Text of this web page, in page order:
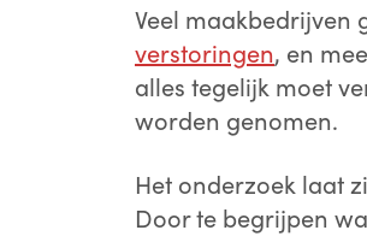
Veel maakbedrijven
verstoringen, en
alles tegelijk moet
worden genomen.
Het onderzoek laat
Door te begrijpen